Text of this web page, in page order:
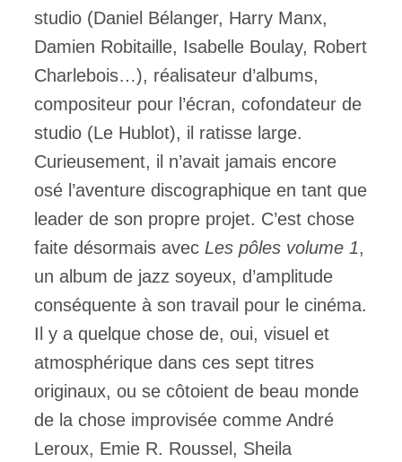
studio (Daniel Bélanger, Harry Manx,
Damien Robitaille, Isabelle Boulay, Robert
Charlebois…), réalisateur d’albums,
compositeur pour l’écran, cofondateur de
studio (Le Hublot), il ratisse large.
Curieusement, il n’avait jamais encore
osé l’aventure discographique en tant que
leader de son propre projet. C’est chose
faite désormais avec Les pôles volume 1,
un album de jazz soyeux, d’amplitude
conséquente à son travail pour le cinéma.
Il y a quelque chose de, oui, visuel et
atmosphérique dans ces sept titres
originaux, ou se côtoient de beau monde
de la chose improvisée comme André
Leroux, Emie R. Roussel, Sheila